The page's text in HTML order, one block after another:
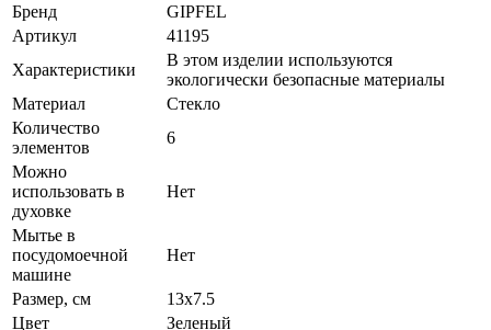
Бренд
GIPFEL
Артикул
41195
Характеристики
В этом изделии используются
экологически безопасные материалы
Материал
Стекло
Количество
элементов
6
Можно
использовать в
духовке
Нет
Мытье в
посудомоечной
машине
Нет
Размер, см
13х7.5
Цвет
Зеленый